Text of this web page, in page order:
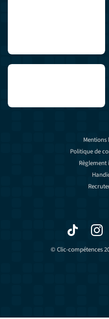
© Clic-compétences
Mentions
Politique de